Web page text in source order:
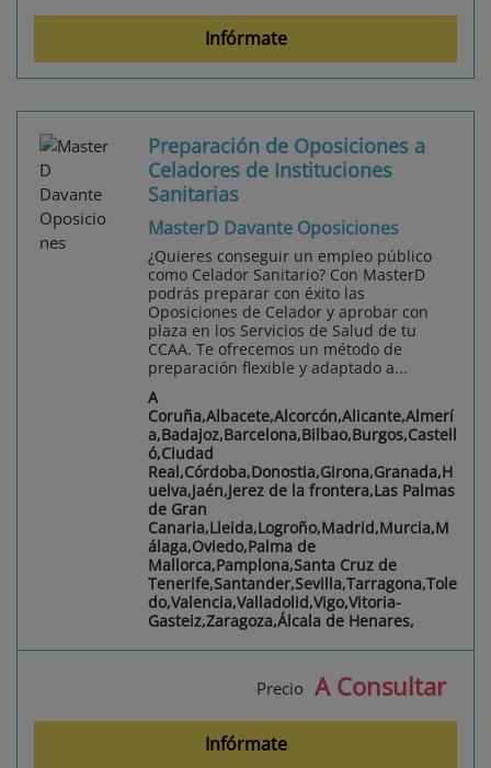
Infórmate
Preparación de Oposiciones a
Celadores de Instituciones
Sanitarias
MasterD Davante Oposiciones
¿Quieres conseguir un empleo público
como Celador Sanitario? Con MasterD
podrás preparar con éxito las
Oposiciones de Celador y aprobar con
plaza en los Servicios de Salud de tu
CCAA. Te ofrecemos un método de
preparación flexible y adaptado a...
A
Coruña,Albacete,Alcorcón,Alicante,Almerí
a,Badajoz,Barcelona,Bilbao,Burgos,Castell
ó,Ciudad
Real,Córdoba,Donostia,Girona,Granada,H
uelva,Jaén,Jerez de la frontera,Las Palmas
de Gran
Canaria,Lleida,Logroño,Madrid,Murcia,M
álaga,Oviedo,Palma de
Mallorca,Pamplona,Santa Cruz de
Tenerife,Santander,Sevilla,Tarragona,Tole
do,Valencia,Valladolid,Vigo,Vitoria-
Gasteiz,Zaragoza,Álcala de Henares,
Precio A Consultar
Infórmate